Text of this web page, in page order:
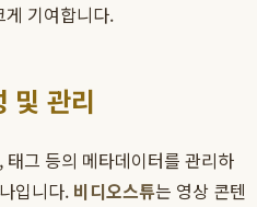
게 기여합니다.
및 관리
그 등의 메타데이터를 관리하
입니다. 비디오스튜는 영상 콘텐